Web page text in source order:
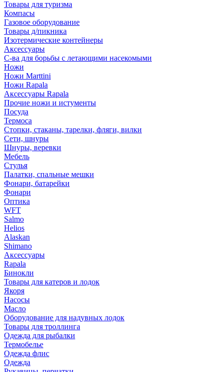
Товары для туризма
Компасы
Газовое оборудование
Товары д/пикника
Изотермические контейнеры
Аксессуары
С-ва для борьбы с летающими насекомыми
Ножи
Ножи Marttini
Ножи Rapala
Аксессуары Rapala
Прочие ножи и истументы
Посуда
Термоса
Стопки, стаканы, тарелки, фляги, вилки
Сети, шнуры
Шнуры, веревки
Мебель
Стулья
Палатки, спальные мешки
Фонари, батарейки
Фонари
Оптика
WFT
Salmo
Helios
Alaskan
Shimano
Аксессуары
Rapala
Бинокли
Товары для катеров и лодок
Якоря
Насосы
Масло
Оборудование для надувных лодок
Товары для троллинга
Одежда для рыбалки
Термобелье
Одежда флис
Одежда